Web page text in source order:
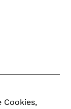
Cookies,